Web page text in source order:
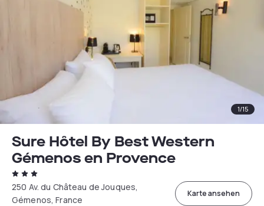
1/15
Sure Hôtel By Best Western
Gémenos en Provence
250 Av. du Château de Jouques,
Gémenos, France
Karte ansehen